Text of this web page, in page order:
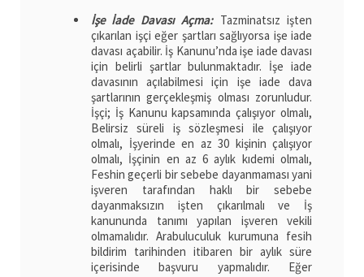
İşe İade Davası Açma:Tazminatsız işten
çıkarılan işçi eğer şartları sağlıyorsa işe iade
davası açabilir. İş Kanunu’nda işe iade davası
için belirli şartlar bulunmaktadır. İşe iade
davasının açılabilmesi için işe iade dava
şartlarının gerçekleşmiş olması zorunludur.
İşçi; İş Kanunu kapsamında çalışıyor olmalı,
Belirsiz süreli iş sözleşmesi ile çalışıyor
olmalı, İşyerinde en az 30 kişinin çalışıyor
olmalı, İşçinin en az 6 aylık kıdemi olmalı,
Feshin geçerli bir sebebe dayanmaması yani
işveren tarafından haklı bir sebebe
dayanmaksızın işten çıkarılmalı ve İş
kanununda tanımı yapılan işveren vekili
olmamalıdır. Arabuluculuk kurumuna fesih
bildirim tarihinden itibaren bir aylık süre
içerisinde başvuru yapmalıdır. Eğer